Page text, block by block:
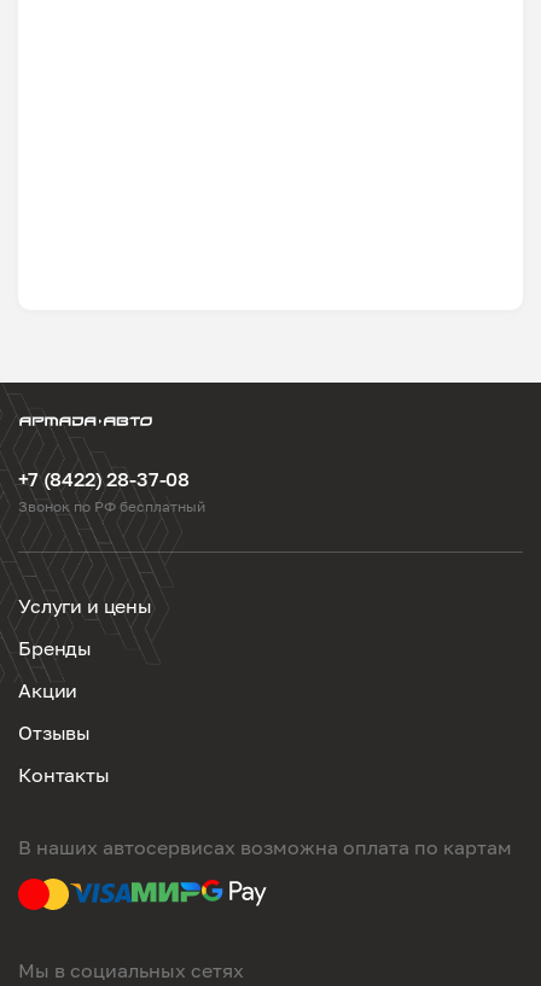
+7 (8422) 28-37-08
Звонок по РФ бесплатный
Услуги и цены
Бренды
Акции
Отзывы
Контакты
В наших автосервисах возможна оплата по картам
Мы в социальных сетях